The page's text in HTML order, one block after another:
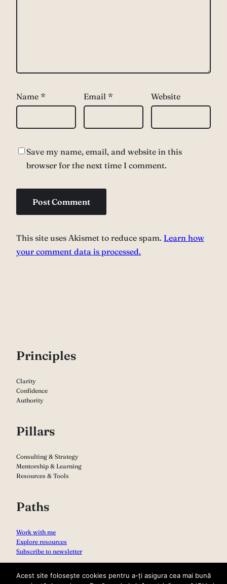
Name * Email * Website
Save my name, email, and website in this
browser for the next time I comment.
This site uses Akismet to reduce spam. Learn how
your comment data is processed.
Principles
Clarity
Confidence
Authority
Pillars
Consulting & Strategy
Mentorship & Learning
Resources & Tools
Paths
Work with me
Explore resources
Subscribe to newsletter
Acest site folosește cookies pentru a-ți asigura cea mai bună